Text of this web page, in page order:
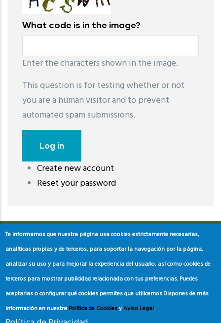
What code is in the image?
Enter the characters shown in the image.
This question is for testing whether or not
you are a human visitor and to prevent
automated spam submissions.
Create new account
Reset your password
레딧 다운로드coloring pages printable
download
Te informamos que nuestra página usa cookies estrictamente necesarias,
analíticas propias y de terceros, para soportar la navegación por la página,
analizar su uso y para mejorar la experiencia del usuario, así como cookies de
terceros para mostrar publicidad relacionada con tus preferencias. Puedes
aceptarlas o configurar qué cookies permites que utilicemos.Dispones de más
información en nuestra Política de CookiesyAviso Legal.